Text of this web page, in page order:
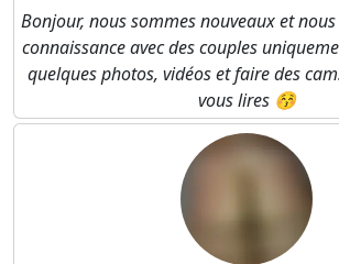
Bonjour, nous sommes nouveaux et
connaissance avec des couples
quelques photos, vidéos et faire des
vous lires 😚